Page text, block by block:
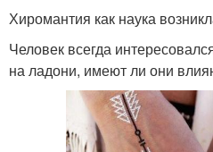
Хиромантия как наука
Человек всегда
на ладони, имеют ли они